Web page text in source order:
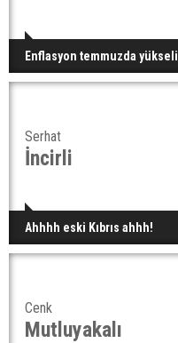
Enflasyon temmuzda
Serhat
İncirli
Ahhhh eski Kıbrıs ahhh!
Cenk
Mutluyakalı